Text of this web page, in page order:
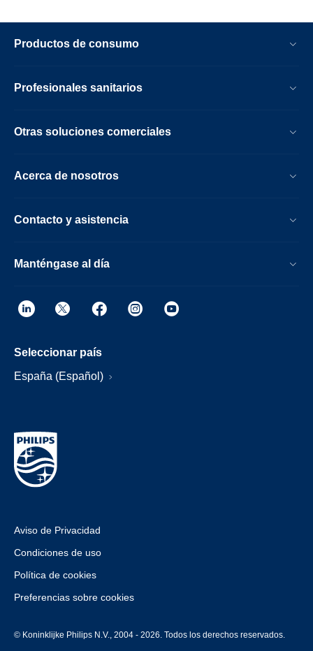
Productos de consumo
Profesionales sanitarios
Otras soluciones comerciales
Acerca de nosotros
Contacto y asistencia
Manténgase al día
Seleccionar país
España (Español)
Aviso de Privacidad
Condiciones de uso
Política de cookies
Preferencias sobre cookies
© Koninklijke Philips N.V., 2004 - 2026. Todos los derechos reservados.